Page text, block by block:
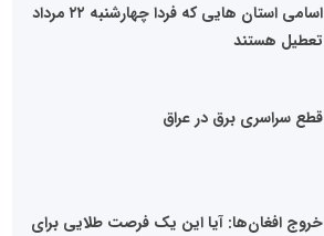
اسامی استان هایی که فردا چهارشنبه ۲۲ مرداد
تعطیل هستند
قطع سراسری برق در عراق
خروج افغان‌ها: آیا این یک فرصت طلایی برای